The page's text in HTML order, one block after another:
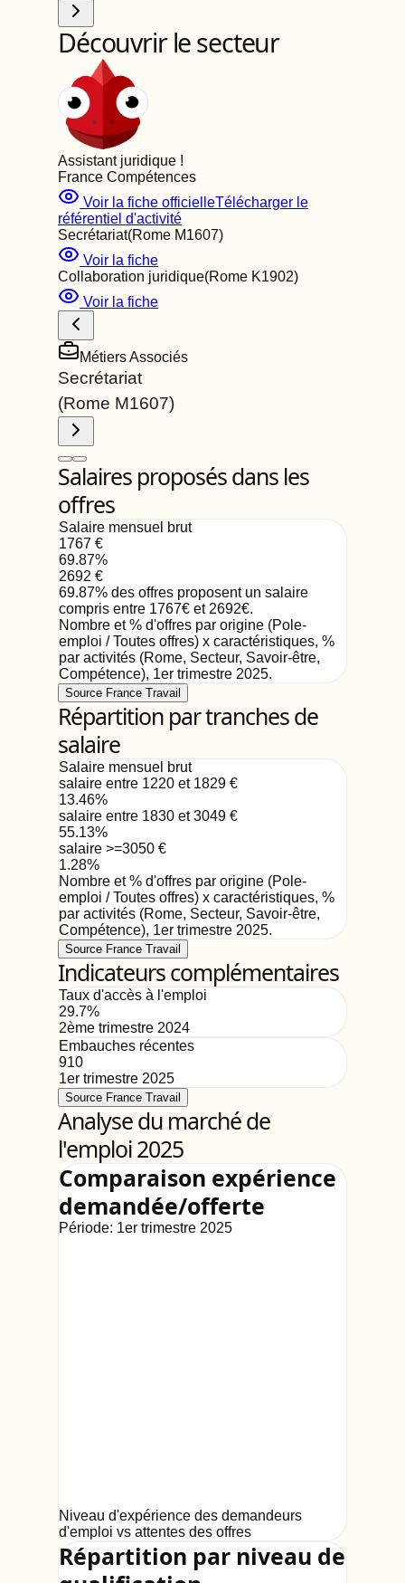
Découvrir le secteur
Assistant juridique !
France Compétences
Voir la fiche officielleTélécharger le
référentiel d'activité
Secrétariat(Rome M1607)
Voir la fiche
Collaboration juridique(Rome K1902)
Voir la fiche
Métiers Associés
Secrétariat
(Rome M1607)
Salaires proposés dans les
offres
Salaire mensuel brut
1767 €
69.87%
2692 €
69.87% des offres proposent un salaire
compris entre 1767€ et 2692€.
Nombre et % d'offres par origine (Pole-
emploi / Toutes offres) x caractéristiques, %
par activités (Rome, Secteur, Savoir-être,
Compétence), 1er trimestre 2025.
Source France Travail
Répartition par tranches de
salaire
Salaire mensuel brut
salaire entre 1220 et 1829 €
13.46%
salaire entre 1830 et 3049 €
55.13%
salaire >=3050 €
1.28%
Nombre et % d'offres par origine (Pole-
emploi / Toutes offres) x caractéristiques, %
par activités (Rome, Secteur, Savoir-être,
Compétence), 1er trimestre 2025.
Source France Travail
Indicateurs complémentaires
Taux d'accès à l'emploi
29.7%
2ème trimestre 2024
Embauches récentes
910
1er trimestre 2025
Source France Travail
Analyse du marché de
l'emploi 2025
Comparaison expérience
demandée/offerte
Période: 1er trimestre 2025
Niveau d'expérience des demandeurs
d'emploi vs attentes des offres
Répartition par niveau de